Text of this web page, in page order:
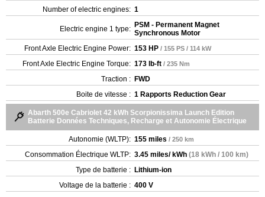
Number of electric engines: 1
Electric engine 1 type: PSM - Permanent Magnet
Synchronous Motor
Front Axle Electric Engine Power: 153 HP / 155 PS / 114 kW
Front Axle Electric Engine Torque: 173 lb-ft / 235 Nm
Traction : FWD
Boite de vitesse : 1 Rapports Reduction Gear
Abarth 500e Cabriolet 42 kWh Scorpionissima Launch Edition
Batterie Données Techniques, Recharge et Autonomie Électrique
Autonomie (WLTP): 155 miles / 250 km
Consommation Électrique WLTP: 3.45 miles/ kWh (18 kWh / 100 km)
Type de batterie : Lithium-ion
Voltage de la batterie : 400 V